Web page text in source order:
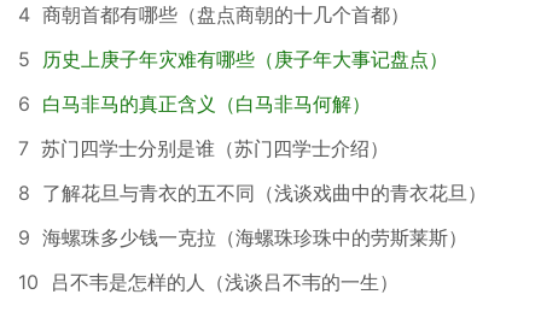
4 商朝首都有哪些（盘点商朝的十几个首都）
5
历史上庚子年灾难有哪些（庚子年大事记盘点）
6 白马非马的真正含义（白马非马何解）
7 苏门四学士分别是谁（苏门四学士介绍）
8 了解花旦与青衣的五不同（浅谈戏曲中的青衣花旦）
9 海螺珠多少钱一克拉（海螺珠珍珠中的劳斯莱斯）
10
吕不韦是怎样的人（浅谈吕不韦的一生）